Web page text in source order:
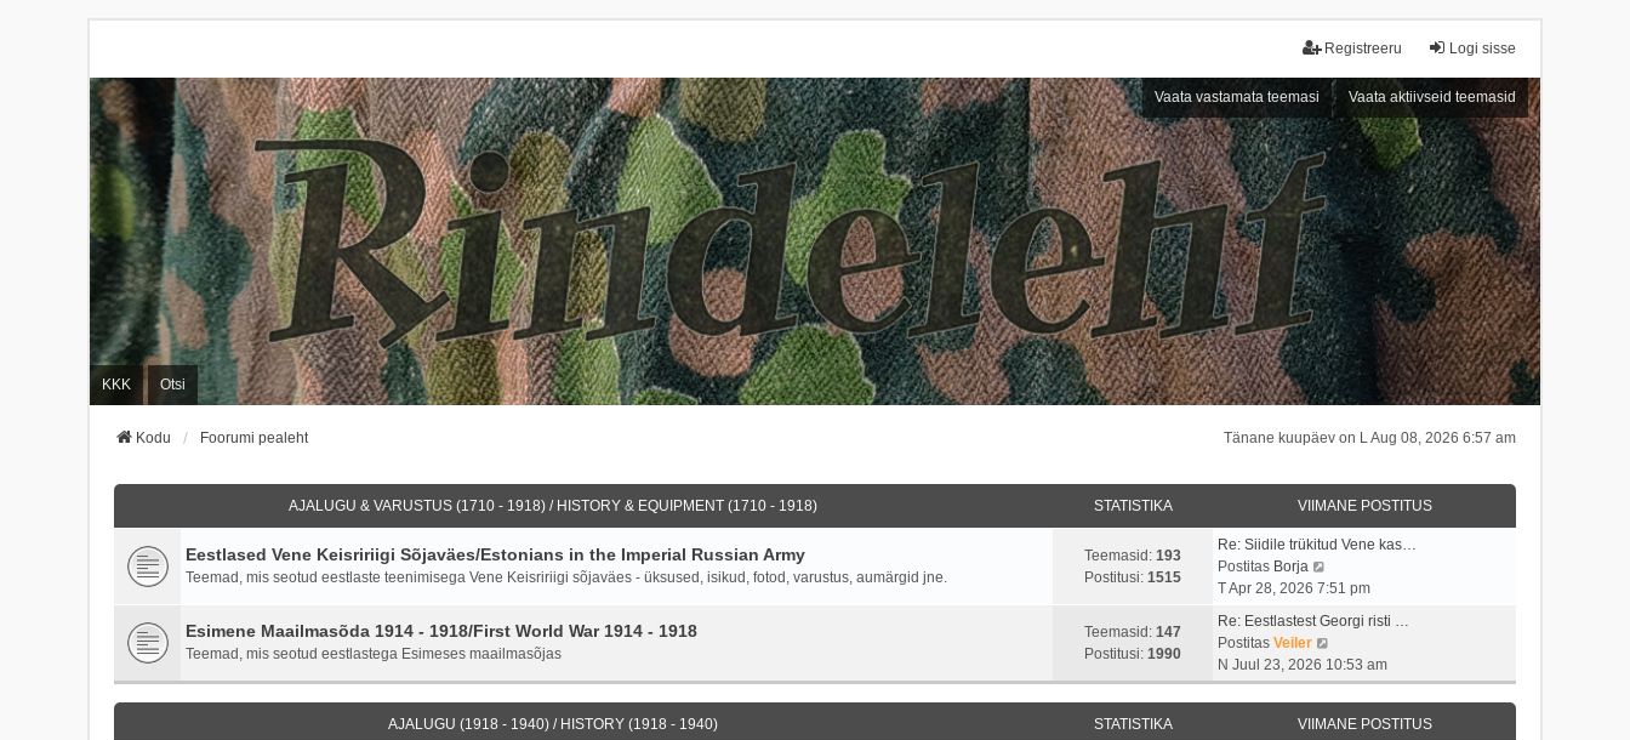
Logi sisse
Registreeru
Vaata vastamata teemasi Vaata aktiivseid teemasid
KKK Otsi
Tänane kuupäev on L Aug 08, 2026 6:57 am
Kodu Foorumi pealeht
AJALUGU & VARUSTUS (1710 - 1918) / HISTORY & EQUIPMENT (1710 - 1918) STATISTIKA VIIMANE POSTITUS
Eestlased Vene Keisririigi Sõjaväes/Estonians in the Imperial Russian Army
Teemad, mis seotud eestlaste teenimisega Vene Keisririigi sõjaväes - üksused, isikud, fotod, varustus, aumärgid jne.
Teemasid: 193
Postitusi: 1515
Re: Siidile trükitud Vene kas…
Postitas Borja
a
t
a
v
i
T Apr 28, 2026 7:51 pm
Esimene Maailmasõda 1914 - 1918/First World War 1914 - 1918
Teemad, mis seotud eestlastega Esimeses maailmasõjas
Teemasid: 147
Postitusi: 1990
Re: Eestlastest Georgi risti …
Postitas Veiler
a
a
t
a
N Juul 23, 2026 10:53 am
AJALUGU (1918 - 1940) / HISTORY (1918 - 1940) STATISTIKA VIIMANE POSTITUS